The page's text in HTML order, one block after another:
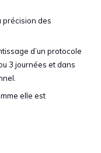
précision des
d’un protocole
3 journées et dans
elle est